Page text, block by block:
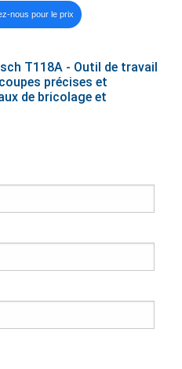
nous pour le prix
T118A - Outil de travail
précises et
de bricolage et